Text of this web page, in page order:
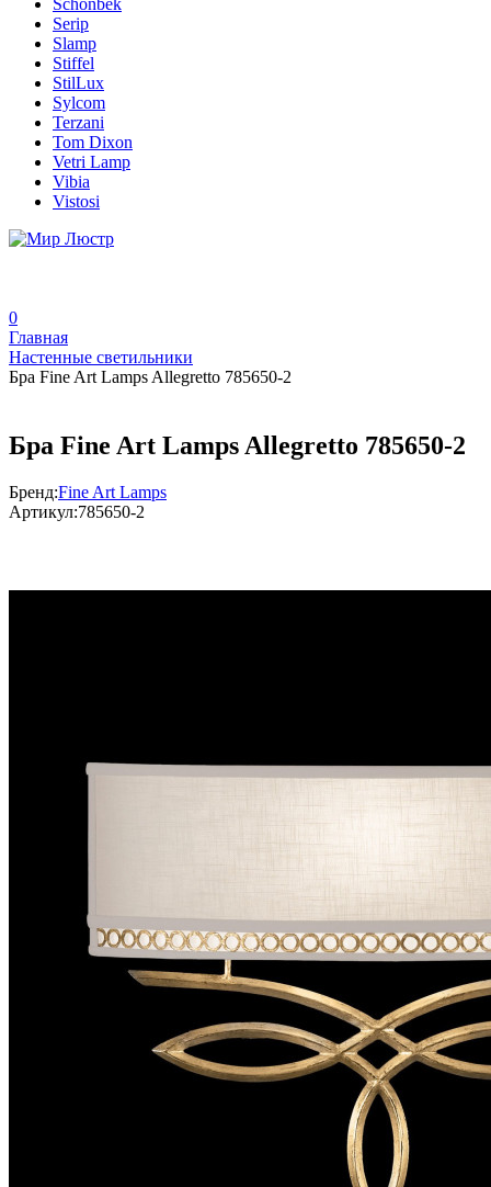
Schonbek
Serip
Slamp
Stiffel
StilLux
Sylcom
Terzani
Tom Dixon
Vetri Lamp
Vibia
Vistosi
0
Главная
Настенные светильники
Бра Fine Art Lamps Allegretto 785650-2
Бра Fine Art Lamps Allegretto 785650-2
Бренд:Fine Art Lamps
Артикул:785650-2